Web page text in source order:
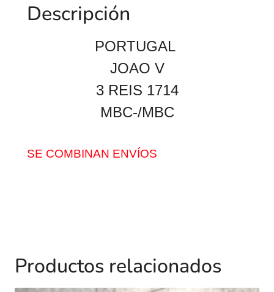
Descripción
PORTUGAL
JOAO V
3 REIS 1714
MBC-/MBC
SE COMBINAN ENVÍOS
Productos relacionados